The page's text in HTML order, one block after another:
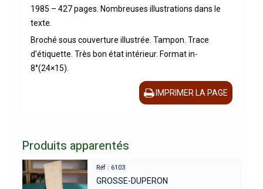
1985 – 427 pages. Nombreuses illustrations dans le
texte.
Broché sous couverture illustrée. Tampon. Trace
d’étiquette. Très bon état intérieur. Format in-
8°(24×15).
IMPRIMER LA PAGE
Produits apparentés
Réf : 6103
GROSSE-DUPERON